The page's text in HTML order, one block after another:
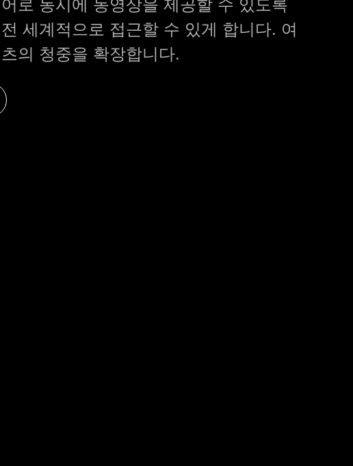
로 동시에 동영상을 제공할 수 있도록
세계적으로 접근할 수 있게 합니다. 여
의 청중을 확장합니다.